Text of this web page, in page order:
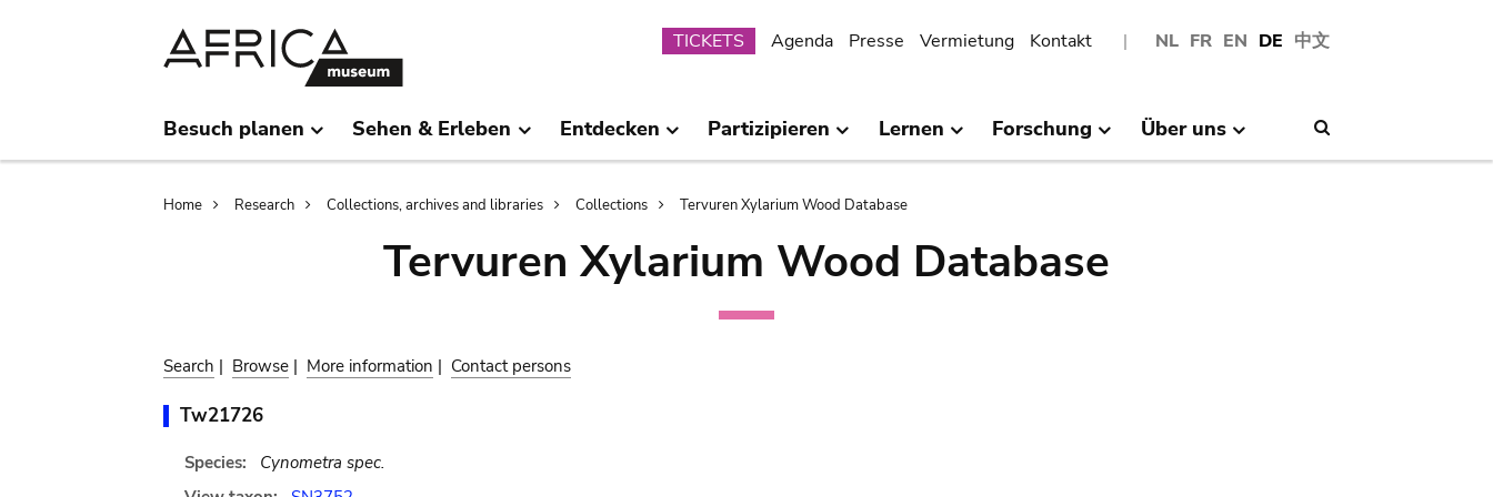
NL FR EN DE 中文
Submenu
TICKETS Agenda Presse Vermietung Kontakt
Besuch planen Sehen & Erleben Entdecken Partizipieren Lernen Forschung Über uns
Breadcrumb
Home Research Collections, archives and libraries Collections Tervuren Xylarium Wood Database
Tervuren Xylarium Wood Database
Search | Browse | More information | Contact persons
Tw21726
Species:
Cynometra spec.